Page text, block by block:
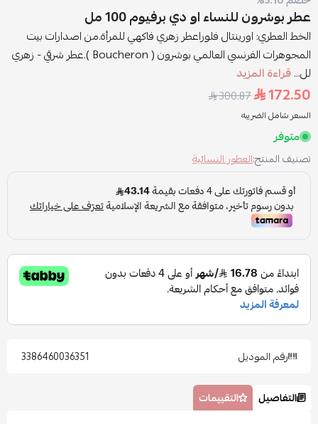
عطر بوشرون للنساء او دي برفيوم 100 مل
الخط العطري: اورينتال فلوراعطر زهري فاكهي للمرأة.من اصدارات بيت
المجوهرات الفرنسي العالمي بوشرون ( Boucheron ).عطر شرقي - زهري
لل...قراءة المزيد
172.50
300.87
السعر شامل الضريبه
متوفر
تصنيف المنتج:العطور النسائية
رقم الموديل 3386460036351
التفاصيل التقييمات